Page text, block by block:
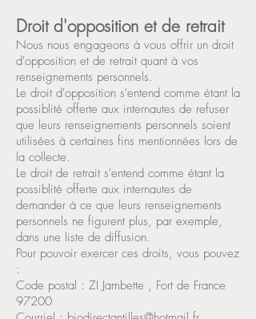
Droit d'opposition et de retrait
Nous nous engageons à vous offrir un droit
d'opposition et de retrait quant à vos
renseignements personnels.
Le droit d'opposition s'entend comme étant la
possiblité offerte aux internautes de refuser
que leurs renseignements personnels soient
utilisées à certaines fins mentionnées lors de
la collecte.
Le droit de retrait s'entend comme étant la
possiblité offerte aux internautes de
demander à ce que leurs renseignements
personnels ne figurent plus, par exemple,
dans une liste de diffusion.
Pour pouvoir exercer ces droits, vous pouvez
:
Code postal : ZI Jambette , Fort de France
97200